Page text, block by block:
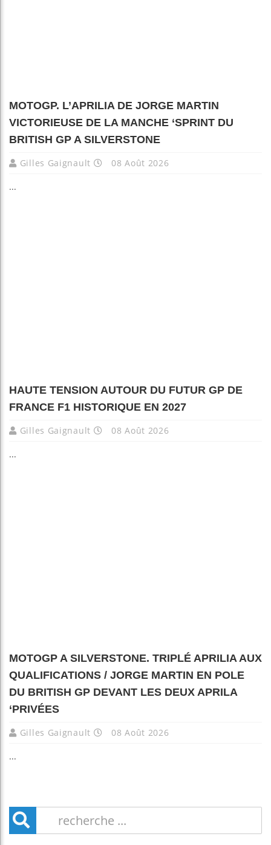
MOTOGP. L’APRILIA DE JORGE MARTIN
VICTORIEUSE DE LA MANCHE ‘SPRINT DU
BRITISH GP A SILVERSTONE
Gilles Gaignault 08 Août 2026
...
HAUTE TENSION AUTOUR DU FUTUR GP DE
FRANCE F1 HISTORIQUE EN 2027
Gilles Gaignault 08 Août 2026
...
MOTOGP A SILVERSTONE. TRIPLÉ APRILIA AUX
QUALIFICATIONS / JORGE MARTIN EN POLE
DU BRITISH GP DEVANT LES DEUX APRILA
‘PRIVÉES
Gilles Gaignault 08 Août 2026
...